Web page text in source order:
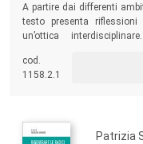
A partire dai differenti
testo presenta
un’ottica
diversi contesti della città
cod.
1158.2.1
Patrizia